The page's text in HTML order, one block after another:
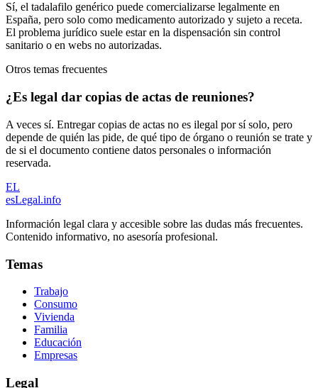
Sí, el tadalafilo genérico puede comercializarse legalmente en
España, pero solo como medicamento autorizado y sujeto a receta.
El problema jurídico suele estar en la dispensación sin control
sanitario o en webs no autorizadas.
Otros temas frecuentes
¿Es legal dar copias de actas de reuniones?
A veces sí. Entregar copias de actas no es ilegal por sí solo, pero
depende de quién las pide, de qué tipo de órgano o reunión se trate y
de si el documento contiene datos personales o información
reservada.
EL
esLegal.info
Información legal clara y accesible sobre las dudas más frecuentes.
Contenido informativo, no asesoría profesional.
Temas
Trabajo
Consumo
Vivienda
Familia
Educación
Empresas
Legal